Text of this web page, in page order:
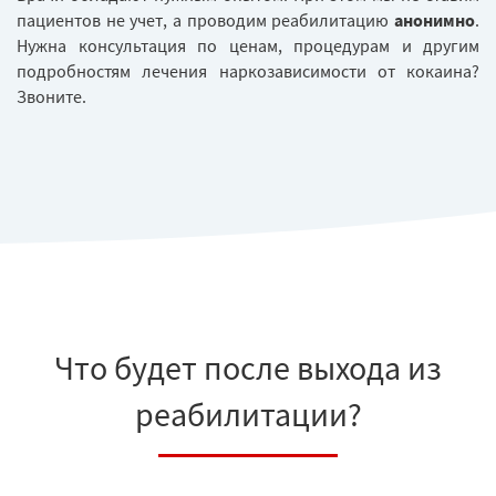
пациентов не учет, а проводим реабилитацию анонимно.
Нужна консультация по ценам, процедурам и другим
подробностям лечения наркозависимости от кокаина?
Звоните.
Что будет после выхода из
реабилитации?